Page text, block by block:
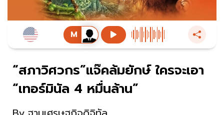
“สภาวิศวกร”แจ๊คล้มยักษ์ ใครจะเอา
“เทอร์มินัล 4 หมื่นล้าน”